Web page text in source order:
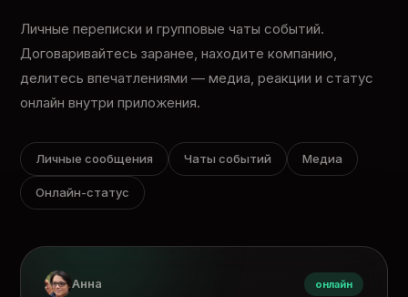
Личные переписки и групповые чаты событий.
Договаривайтесь заранее, находите компанию,
делитесь впечатлениями — медиа, реакции и статус
онлайн внутри приложения.
Личные сообщения Чаты событий Медиа
Онлайн-статус
Анна онлайн